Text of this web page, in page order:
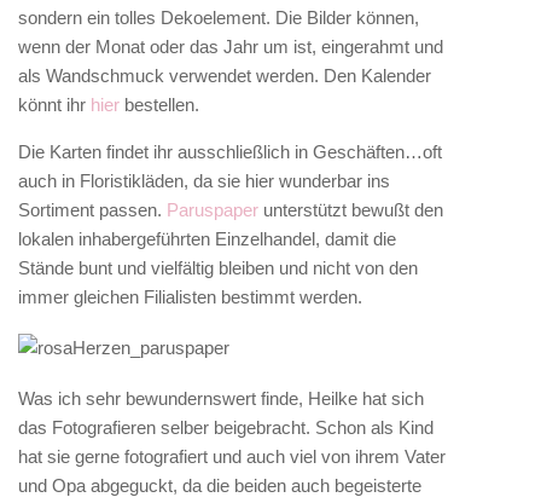
sondern ein tolles Dekoelement. Die Bilder können,
wenn der Monat oder das Jahr um ist, eingerahmt und
als Wandschmuck verwendet werden. Den Kalender
könnt ihr hier bestellen.
Die Karten findet ihr ausschließlich in Geschäften…oft
auch in Floristikläden, da sie hier wunderbar ins
Sortiment passen. Paruspaper unterstützt bewußt den
lokalen inhabergeführten Einzelhandel, damit die
Stände bunt und vielfältig bleiben und nicht von den
immer gleichen Filialisten bestimmt werden.
Was ich sehr bewundernswert finde, Heilke hat sich
das Fotografieren selber beigebracht. Schon als Kind
hat sie gerne fotografiert und auch viel von ihrem Vater
und Opa abgeguckt, da die beiden auch begeisterte